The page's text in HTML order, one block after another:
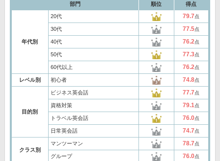
部門 順位 得点
年代別
20代 79.7点
30代 77.5点
40代 76.2点
50代 77.3点
60代以上 76.2点
レベル別 初心者 74.8点
目的別
ビジネス英会話 77.7点
資格対策 79.1点
トラベル英会話 76.0点
日常英会話 74.7点
クラス別
マンツーマン 78.7点
グループ 76.0点